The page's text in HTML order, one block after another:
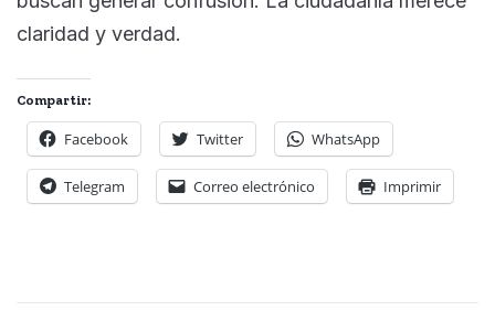
claridad y verdad.
Compartir:
Facebook Twitter WhatsApp
Telegram Correo electrónico Imprimir